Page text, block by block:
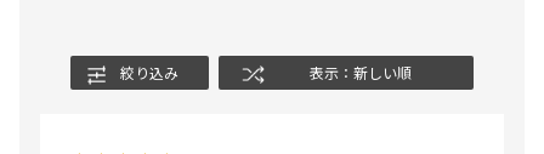
絞り込み 表示：新しい順